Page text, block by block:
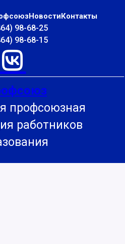
НовостиКонтакты
98-68-25
98-68-15
профсоюзная
работников